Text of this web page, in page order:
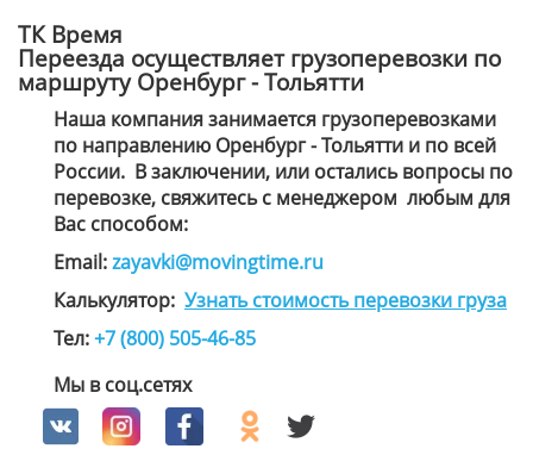
ТК Время
Переезда осуществляет грузоперевозки по
маршруту Оренбург - Тольятти
Наша компания занимается грузоперевозками
по направлению Оренбург - Тольятти и по всей
России. В заключении, или остались вопросы по
перевозке, свяжитесь с менеджером любым для
Вас способом:
Email:zayavki@movingtime.ru
Калькулятор: Узнать стоимость перевозки груза
Тел:+7 (800) 505-46-85
Мы в соц.сетях